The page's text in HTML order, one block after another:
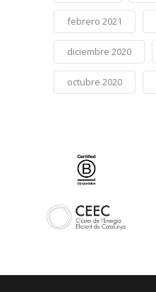
febrero 2021
diciembre 2020
octubre 2020